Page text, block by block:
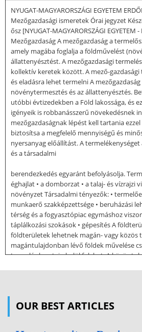
NYUGAT-MAGYARORSZÁGI EGYETEM
Mezőgazdasági ismeretek Órai jegyzet
ősz [NYUGAT-MAGYARORSZÁGI EGYETEM
Mezőgazdaság A mezőgazdaság a
amely magába foglalja a földművelést
állattenyésztést. A mezőgazdasági
kollektív keretek között. A mező-
és eladásra lehet termelni A
növénytermesztés és az állattenyésztés.
utóbbi évtizedekben a Föld lakossága, és
igényeik is robbanásszerű növekedésnek
mezőgazdaságnak lépést kell tartania
biztosítsa a megfelelő mennyiségű és
nyersanyag előállítást. A
és a társadalmi
berendezkedés egyaránt befolyásolja.
éghajlat • a domborzat • a talaj- és vízrajzi
növényzet Társadalmi tényezők: •
munkaerő szakképzettsége • beruházási
térség és a fogyasztópiac egymáshoz
táplálkozási szokások • gépesítés A
földterületek lehetnek magán- vagy közös
magántulajdonban lévő földek művelése
termelés keretein belül folyhat. A közös
48,5 % 1,0 % 1,1 % 1,0 % 11,4 % 0,7 %
OUR BEST ARTICLES